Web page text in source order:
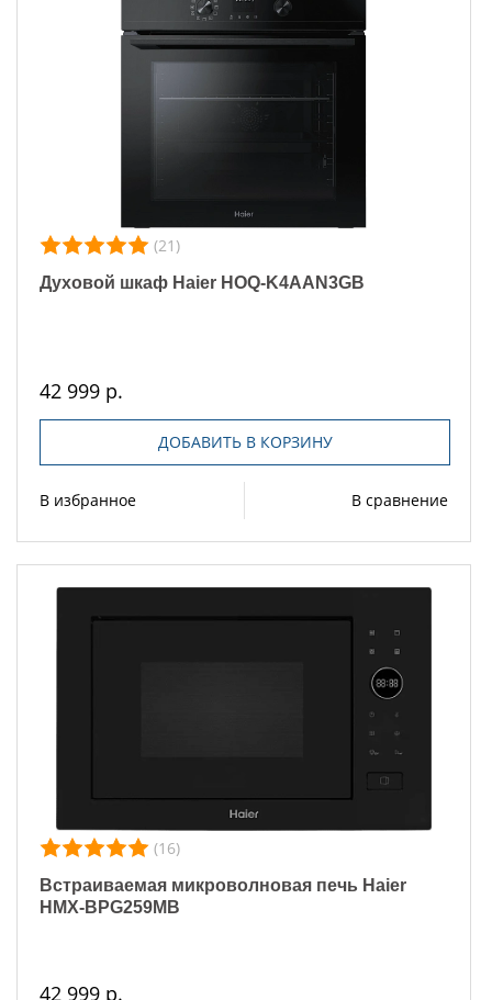
(21)
Духовой шкаф Haier HOQ-K4AAN3GB
42 999 р.
ДОБАВИТЬ В КОРЗИНУ
В избранное В сравнение
(16)
Встраиваемая микроволновая печь Haier
HMX-BPG259MB
42 999 р.